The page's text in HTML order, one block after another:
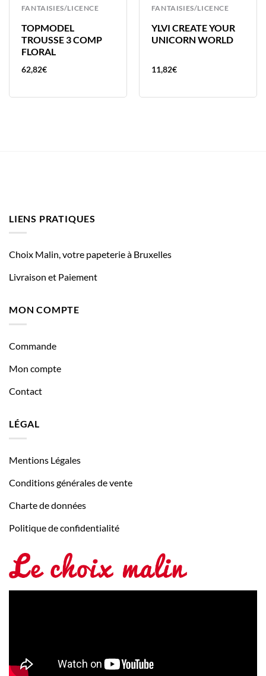
FANTAISIES/LICENCE
TOPMODEL
TROUSSE 3 COMP
FLORAL
62,82€
FANTAISIES/LICENCE
YLVI CREATE YOUR
UNICORN WORLD
11,82€
LIENS PRATIQUES
Choix Malin, votre papeterie à Bruxelles
Livraison et Paiement
MON COMPTE
Commande
Mon compte
Contact
LÉGAL
Mentions Légales
Conditions générales de vente
Charte de données
Politique de confidentialité